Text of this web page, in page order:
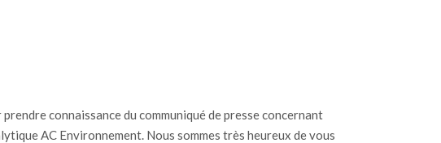
connaissance du communiqué de presse concernant
AC Environnement. Nous sommes très heureux de vous